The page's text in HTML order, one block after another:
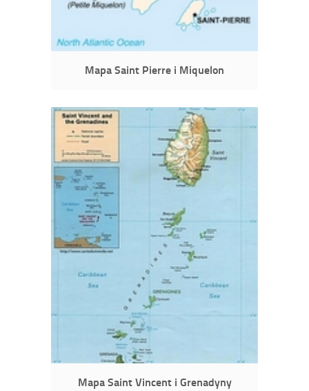
Mapa Saint Pierre i Miquelon
Mapa Saint Vincent i Grenadyny